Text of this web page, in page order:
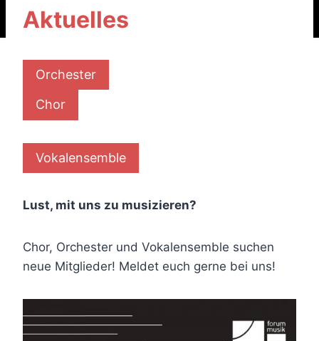
Aktuelles
Orchester
Chor
Vokalensemble
Lust, mit uns zu musizieren?
Chor, Orchester und Vokalensemble suchen
neue Mitglieder! Meldet euch gerne bei uns!